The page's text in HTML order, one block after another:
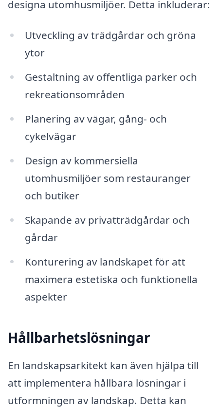
designa utomhusmiljöer. Detta inkluderar:
Utveckling av trädgårdar och gröna
ytor
Gestaltning av offentliga parker och
rekreationsområden
Planering av vägar, gång- och
cykelvägar
Design av kommersiella
utomhusmiljöer som restauranger
och butiker
Skapande av privatträdgårdar och
gårdar
Konturering av landskapet för att
maximera estetiska och funktionella
aspekter
Hållbarhetslösningar
En landskapsarkitekt kan även hjälpa till
att implementera hållbara lösningar i
utformningen av landskap. Detta kan